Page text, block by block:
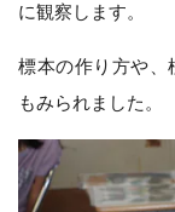
に観察します。
標本の作り方や、
もみられました。